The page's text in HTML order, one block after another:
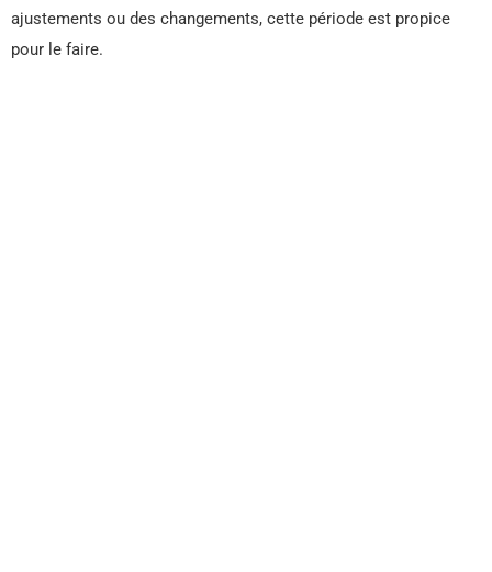
ajustements ou des changements, cette période est propice
pour le faire.